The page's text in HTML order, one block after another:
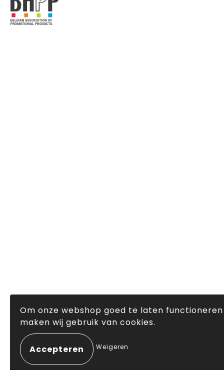
Om onze webshop goed te laten functioneren
maken wij gebruik van cookies.
Weigeren